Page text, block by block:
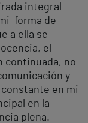
integral
forma de
a ella se
el
continuada, no
y
en mi
en la
plena.